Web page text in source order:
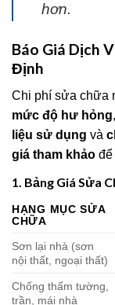
hơn.
Báo Giá Dịch
Định
Chi phí sửa chữa
mức độ hư hỏng,
liệu sử dụng và
giá tham khảo để
1. Bảng Giá Sửa
HẠNG MỤC SỬA
CHỮA
Sơn lại nhà (sơn
nội thất, ngoại thất)
Chống thấm tường,
trần, mái nhà